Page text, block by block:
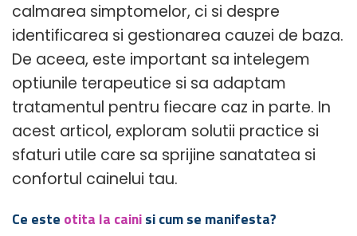
calmarea simptomelor, ci si despre
identificarea si gestionarea cauzei de baza.
De aceea, este important sa intelegem
optiunile terapeutice si sa adaptam
tratamentul pentru fiecare caz in parte. In
acest articol, exploram solutii practice si
sfaturi utile care sa sprijine sanatatea si
confortul cainelui tau.
Ce este otita la cainisi cum se manifesta?